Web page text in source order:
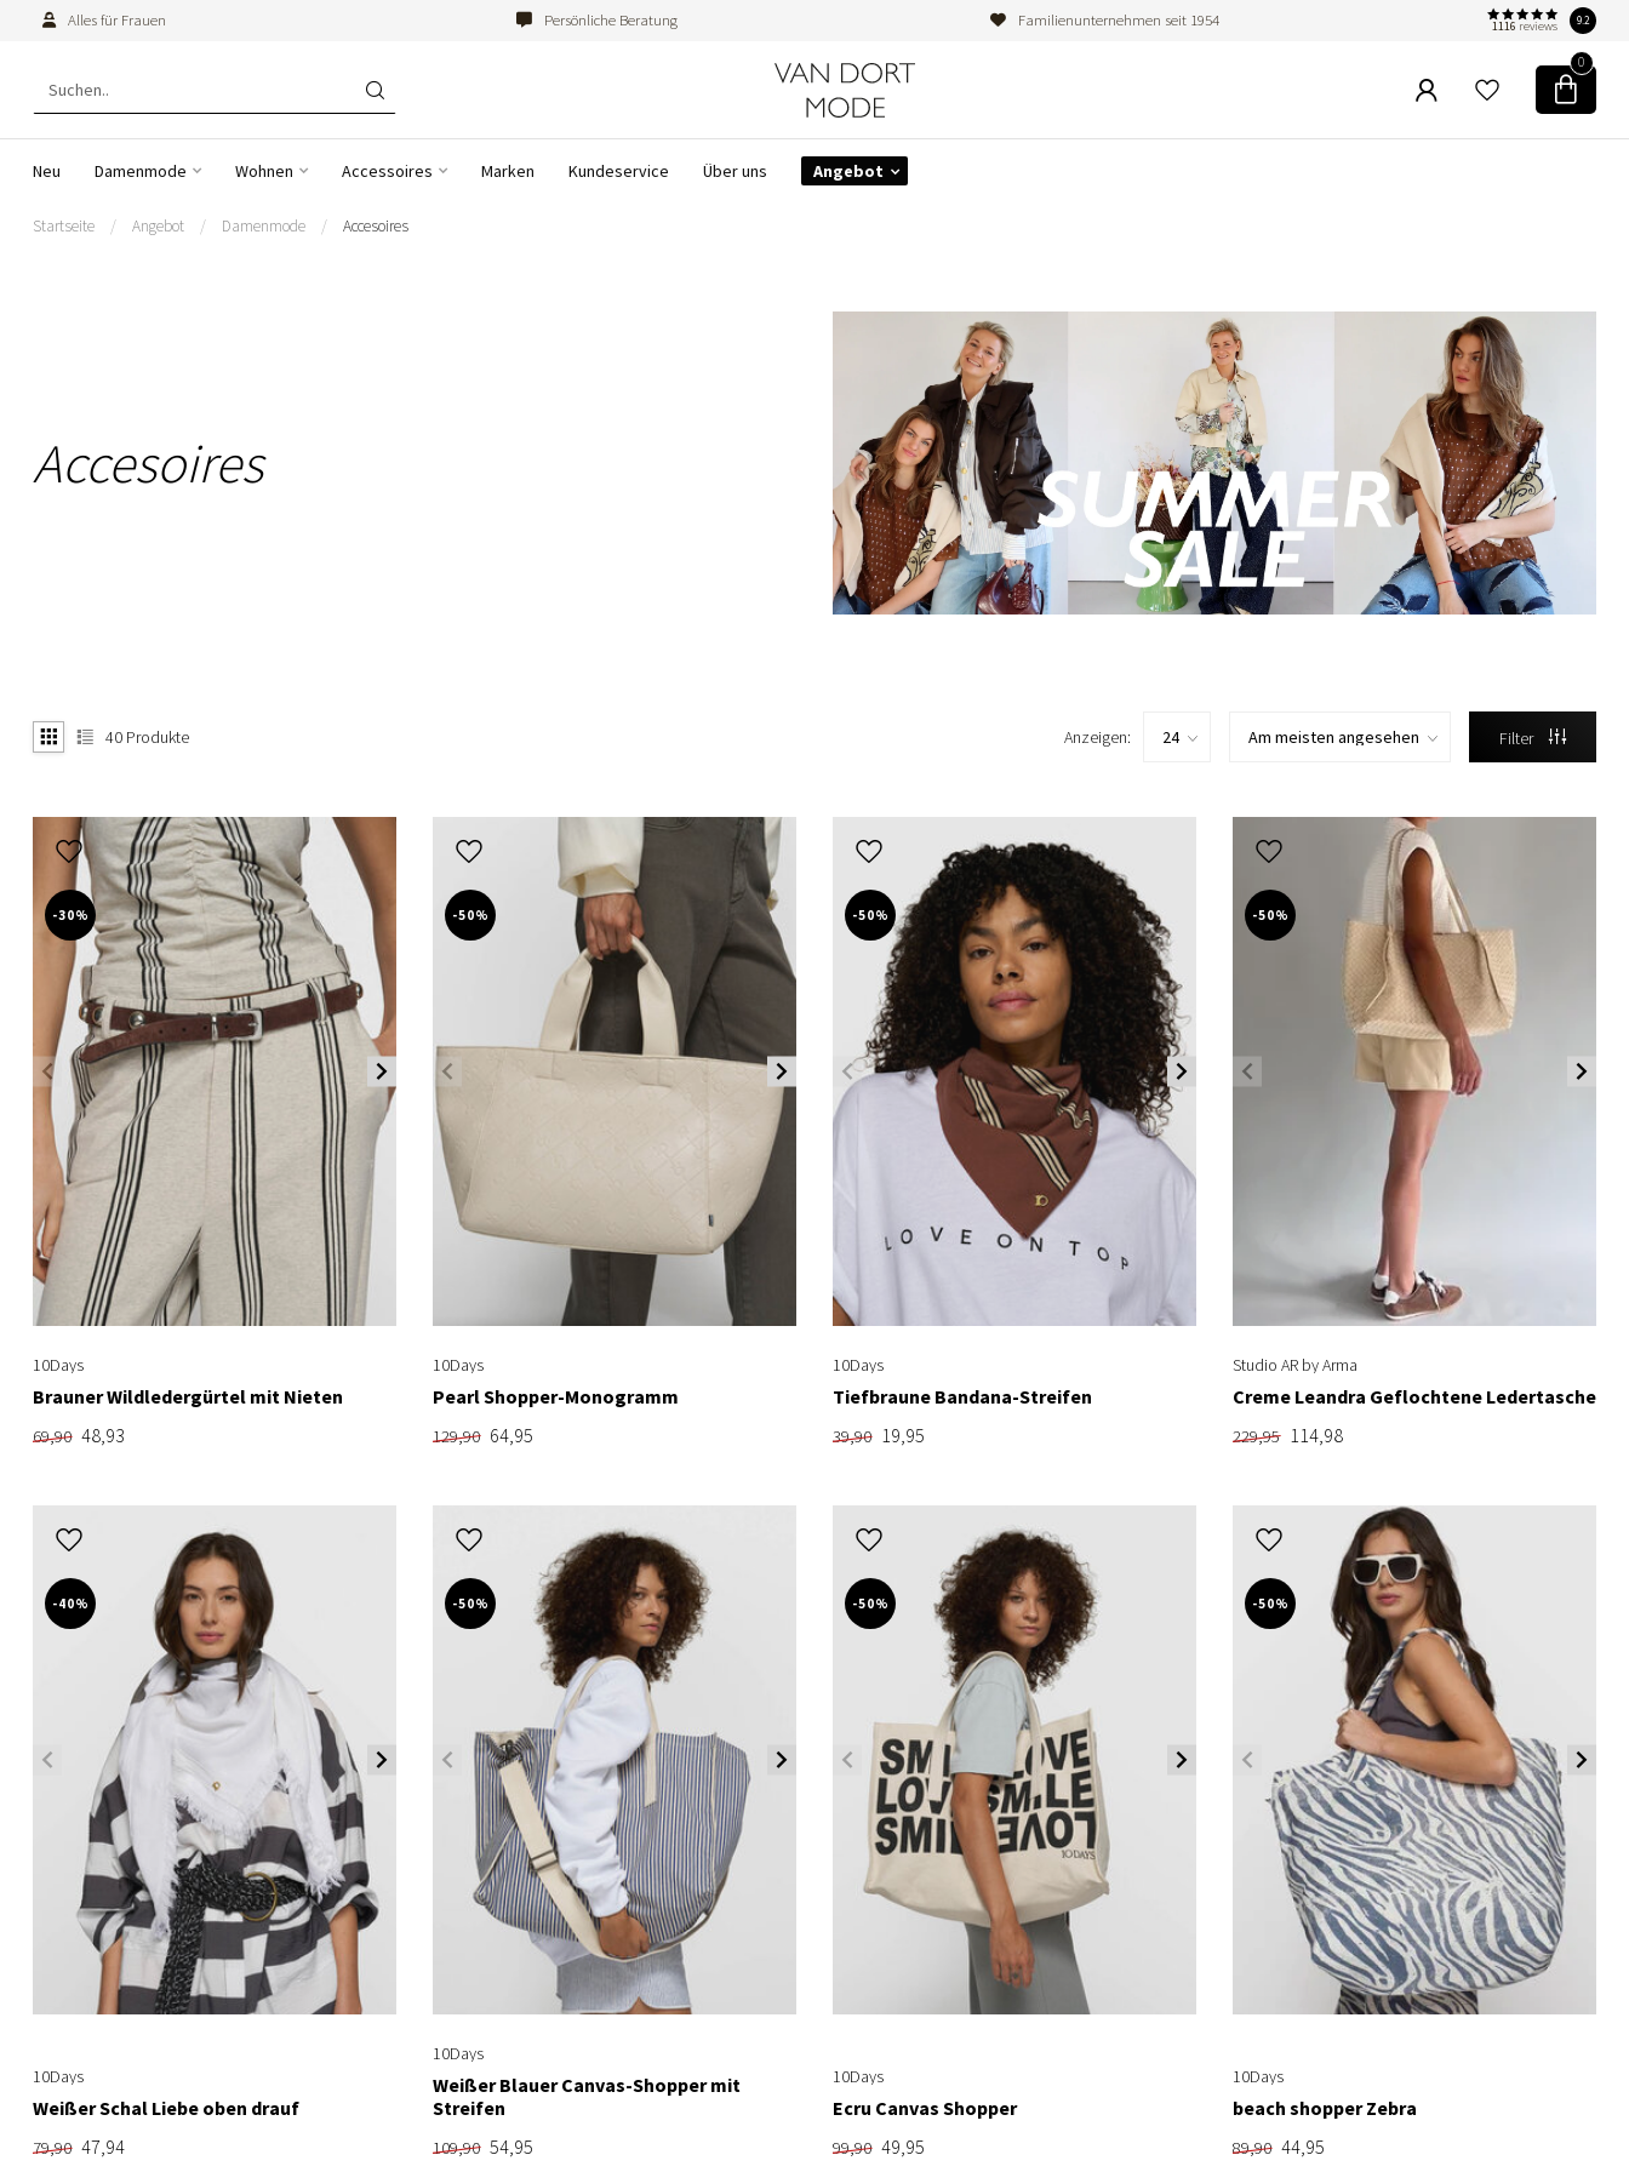
Alles für Frauen Persönliche Beratung Familienunternehmen seit 1954 1116 reviews 9.2
0
Neu Damenmode Wohnen Accessoires Marken Kundeservice Über uns Angebot
Startseite / Angebot / Damenmode / Accesoires
Accesoires
40 Produkte Anzeigen: Filter
-30%
10Days
Brauner Wildledergürtel mit Nieten
69,90 48,93
-50%
10Days
Pearl Shopper-Monogramm
129,90 64,95
-50%
10Days
Tiefbraune Bandana-Streifen
39,90 19,95
-50%
Studio AR by Arma
Creme Leandra Geflochtene Ledertasche
229,95 114,98
-40%
10Days
Weißer Schal Liebe oben drauf
79,90 47,94
-50%
10Days
Weißer Blauer Canvas-Shopper mit
Streifen
109,90 54,95
-50%
10Days
Ecru Canvas Shopper
99,90 49,95
-50%
10Days
beach shopper Zebra
89,90 44,95